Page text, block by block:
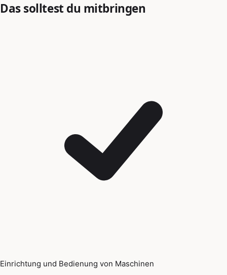
Das solltest du mitbringen
Einrichtung und Bedienung von Maschinen